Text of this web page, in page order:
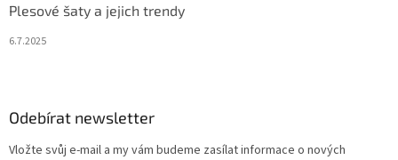
Plesové šaty a jejich trendy
6.7.2025
Odebírat newsletter
Vložte svůj e-mail a my vám budeme zasílat informace o nových